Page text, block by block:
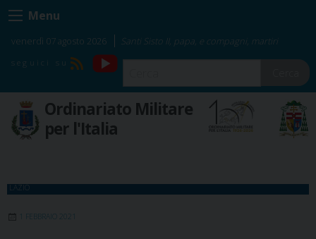
Skip
to
content
Menu
venerdì 07 agosto 2026 Santi Sisto II, papa, e compagni, martiri
RSS
YouTube
Ordinariato Militare
per l'Italia
LAZIO
1 FEBBRAIO 2021